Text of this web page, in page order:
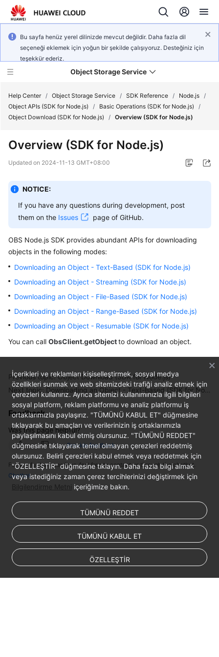
Bu sayfa henüz yerel dilinizde mevcut değildir. Daha fazla dil
seçeneği eklemek için yoğun bir şekilde çalışıyoruz. Desteğiniz için
teşekkür ederiz.
Object Storage Service
Product
Service
Overview
Getting
User
Guide
Permissions
Configuration
Tools
Guide
Best
Practices
API
Reference
SDK
Reference
FAQs
Help Center / Object Storage Service / SDK Reference / Node.js /
Object APIs (SDK for Node.js)
/ Basic Operations (SDK for Node.js)
/
Object Download (SDK for Node.js)
/ Overview (SDK for Node.js)
Overview (SDK for Node.js)
Updated on 2024-11-13 GMT+08:00
NOTICE:
If you have any questions during development, post
them on the Issues page of GitHub.
OBS Node.js SDK provides abundant APIs for downloading
objects in the following modes:
Downloading an Object - Text-Based (SDK for Node.js)
Downloading an Object - Streaming (SDK for Node.js)
Downloading an Object - File-Based (SDK for Node.js)
Downloading an Object - Range-Based (SDK for Node.js)
Downloading an Object - Resumable (SDK for Node.js)
You can call ObsClient.getObjectto download an object.
Previous topic: Object Download (SDK for Node.js)
Feedback
Was this page helpful?
Provide feedback
For any further questions, feel free to contact us through the chatbot.
Chatbot
İçerikleri ve reklamları kişiselleştirmek, sosyal medya
özellikleri sunmak ve web sitemizdeki trafiği analiz etmek için
çerezleri kullanırız. Ayrıca sitemizi kullanımınızla ilgili bilgileri
sosyal platform, reklam platformu ve analiz platformu iş
ortaklarımızla paylaşırız. "TÜMÜNÜ KABUL ET" düğmesine
tıklayarak bu amaçları ve verilerinizin iş ortaklarımızla
paylaşılmasını kabul etmiş olursunuz. "TÜMÜNÜ REDDET"
düğmesine tıklayarak temel olmayan çerezleri reddetmiş
olursunuz. Belirli çerezleri kabul etmek veya reddetmek için
"ÖZELLEŞTİR" düğmesine tıklayın. Daha fazla bilgi almak
veya istediğiniz zaman çerez tercihlerinizi değiştirmek için
Bilgilendirme Metni içeriğimize bakın.
TÜMÜNÜ REDDET
TÜMÜNÜ KABUL ET
ÖZELLEŞTİR